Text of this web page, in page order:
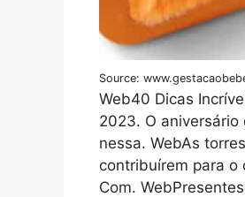
Source:
Web40 Dicas
2023. O
nessa. WebAs
contribuírem para o
Com.